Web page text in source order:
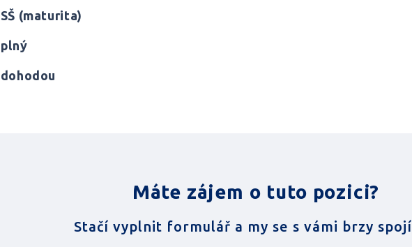
SŠ (maturita)
plný
dohodou
Máte zájem o tuto pozici?
Stačí vyplnit formulář a my se s vámi brzy